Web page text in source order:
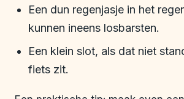
Een dun regenjasje in het
kunnen ineens losbarsten.
Een klein slot, als dat niet
fiets zit.